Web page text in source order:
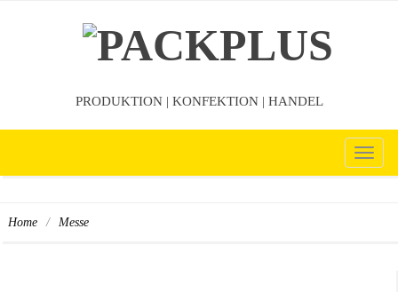
PRODUKTION | KONFEKTION | HANDEL
Home / Messe